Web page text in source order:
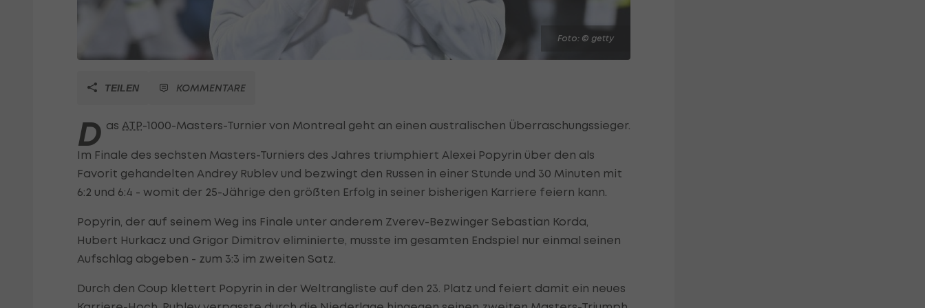
Foto: © getty
TEILEN KOMMENTARE
D as ATP-1000-Masters-Turnier von Montreal geht an einen australischen Überraschungssieger.
Im Finale des sechsten Masters-Turniers des Jahres triumphiert Alexei Popyrin über den als
Favorit gehandelten Andrey Rublev und bezwingt den Russen in einer Stunde und 30 Minuten mit
6:2 und 6:4 - womit der 25-Jährige den größten Erfolg in seiner bisherigen Karriere feiern kann.
Popyrin, der auf seinem Weg ins Finale unter anderem Zverev-Bezwinger Sebastian Korda,
Hubert Hurkacz und Grigor Dimitrov eliminierte, musste im gesamten Endspiel nur einmal seinen
Aufschlag abgeben - zum 3:3 im zweiten Satz.
Durch den Coup klettert Popyrin in der Weltrangliste auf den 23. Platz und feiert damit ein neues